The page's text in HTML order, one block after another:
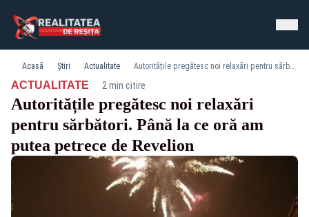
Acasă Știri Actualitate Autoritățile pregătesc noi relaxări pentru sărbători. Până la ce oră am putea petrece de Revelion
ACTUALITATE· 2 min citire
Autoritățile pregătesc noi relaxări
pentru sărbători. Până la ce oră am
putea petrece de Revelion